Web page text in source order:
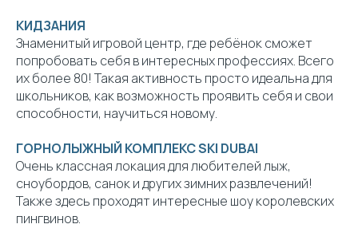
КИДЗАНИЯ
Знаменитый игровой центр, где ребёнок сможет
попробовать себя в интересных профессиях. Всего
их более 80! Такая активность просто идеальна для
школьников, как возможность проявить себя и свои
способности, научиться новому.
ГОРНОЛЫЖНЫЙ КОМПЛЕКС SKI DUBAI
Очень классная локация для любителей лыж,
сноубордов, санок и других зимних развлечений!
Также здесь проходят интересные шоу королевских
пингвинов.